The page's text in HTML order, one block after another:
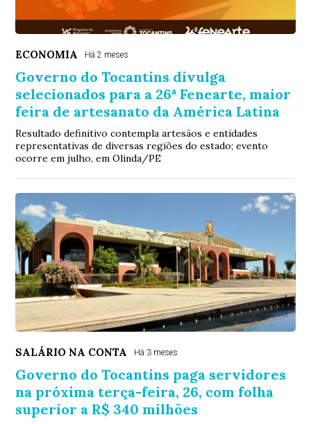
ECONOMIA Há 2 meses
Governo do Tocantins divulga
selecionados para a 26ª Fenearte, maior
feira de artesanato da América Latina
Resultado definitivo contempla artesãos e entidades
representativas de diversas regiões do estado; evento
ocorre em julho, em Olinda/PE
SALÁRIO NA CONTA Há 3 meses
Governo do Tocantins paga servidores
na próxima terça-feira, 26, com folha
superior a R$ 340 milhões